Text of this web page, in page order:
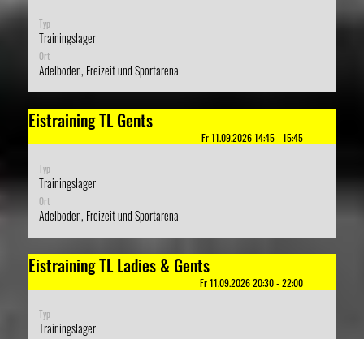
Typ
Trainingslager
Ort
Adelboden, Freizeit und Sportarena
Eistraining TL Gents
Fr 11.09.2026 14:45 - 15:45
Typ
Trainingslager
Ort
Adelboden, Freizeit und Sportarena
Eistraining TL Ladies & Gents
Fr 11.09.2026 20:30 - 22:00
Typ
Trainingslager